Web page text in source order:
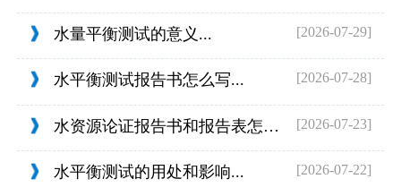
水量平衡测试的意义... [2026-07-29]
水平衡测试报告书怎么写... [2026-07-28]
水资源论证报告书和报告表怎么判定... [2026-07-23]
水平衡测试的用处和影响... [2026-07-22]